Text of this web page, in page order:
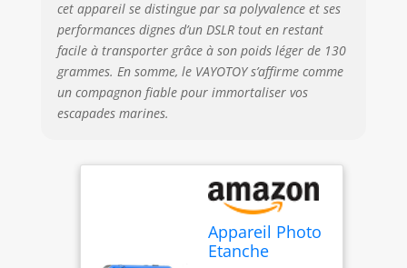
au point
automatique
garantit que
chaque photo est
claire et nette.
sous-marine peut
plonger pendant
une heure jusqu'à
une profondeur de
4,8 m sans boîtier
cet appareil se distingue par sa polyvalence et ses
performances dignes d’un DSLR tout en restant
facile à transporter grâce à son poids léger de 130
grammes. En somme, le VAYOTOY s’affirme comme
un compagnon fiable pour immortaliser vos
escapades marines.
Appareil Photo
Etanche